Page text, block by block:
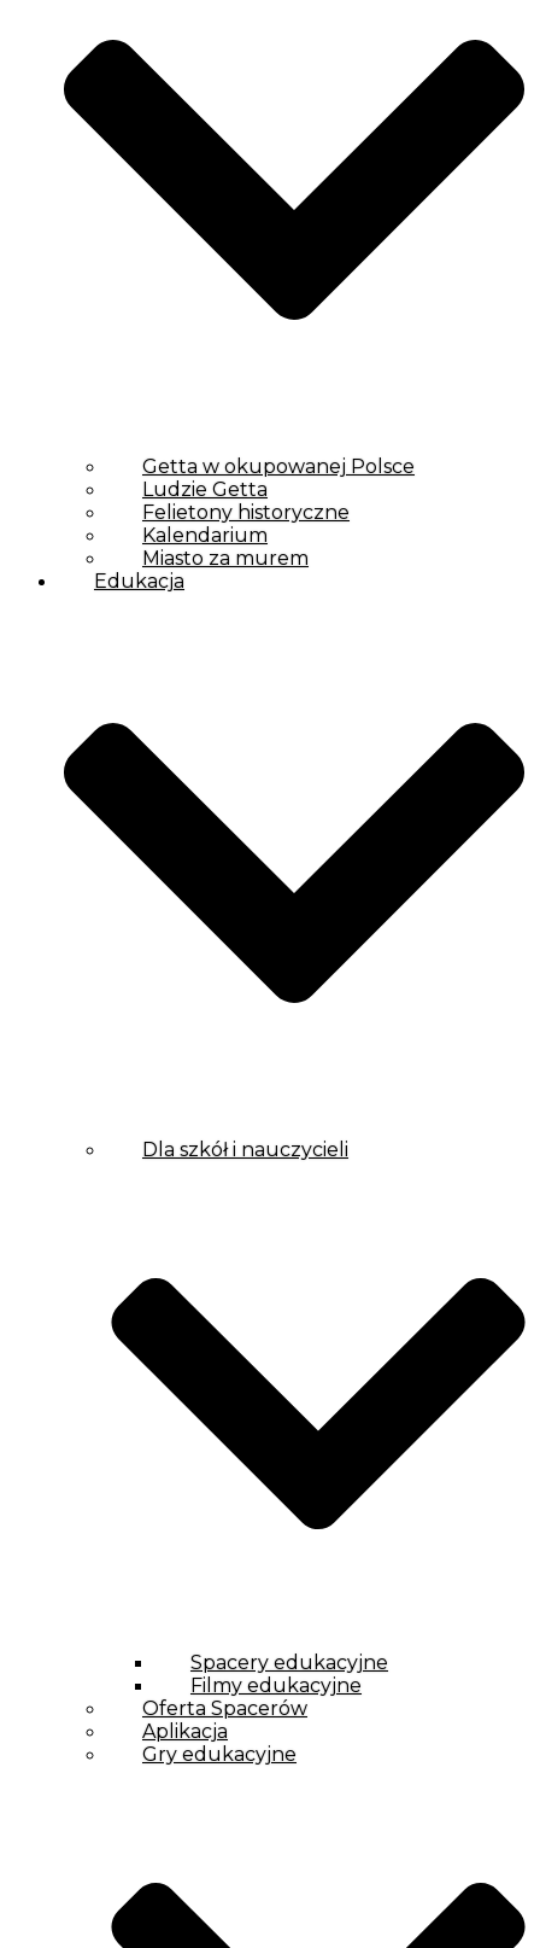
Getta w okupowanej Polsce
Ludzie Getta
Felietony historyczne
Kalendarium
Miasto za murem
Edukacja
Dla szkół i nauczycieli
Spacery edukacyjne
Filmy edukacyjne
Oferta Spacerów
Aplikacja
Gry edukacyjne